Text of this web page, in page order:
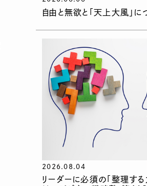
自由と無欲と「天上大風」に
2026.08.04
リーダーに必須の「整理する